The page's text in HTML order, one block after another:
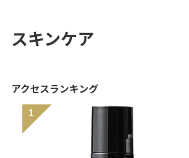
スキンケア
アクセスランキング